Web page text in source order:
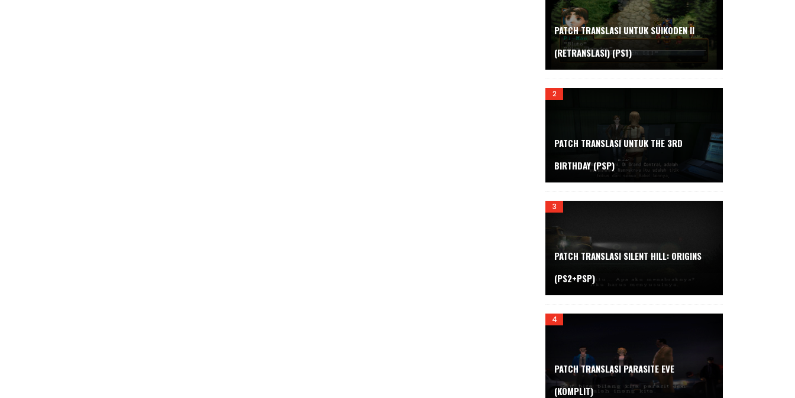
PATCH TRANSLASI UNTUK SUIKODEN II
(RETRANSLASI) (PS1)
PATCH TRANSLASI UNTUK THE 3RD
BIRTHDAY (PSP)
PATCH TRANSLASI SILENT HILL: ORIGINS
(PS2+PSP)
PATCH TRANSLASI PARASITE EVE
(KOMPLIT)